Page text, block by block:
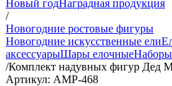
Новый годНаградная продукция
/
Новогодние ростовые фигуры
Новогодние искусственные ели
аксессуарыШары елочные
/Комплект надувных фигур Дед
Артикул: АМР-468